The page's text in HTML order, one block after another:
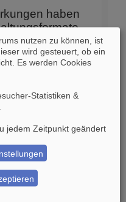
haben
Film sprengen
beenden?
nutzen zu können, ist
wird gesteuert, ob ein
Es werden Cookies
Statistiken &
jedem Zeitpunkt geändert